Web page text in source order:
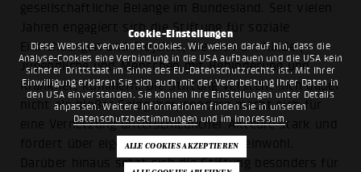
Cookie-Einstellungen
Diese Website verwendet Cookies. Wir weisen darauf hin, dass die
Analyse-Cookies eine Verbindung in die USA aufbauen und die USA kein
sicherer Drittstaat im Sinne des EU-Datenschutzrechts ist. Mit Ihrer
Einwilligung erklären Sie sich auch mit der Verarbeitung Ihrer Daten in
den USA einverstanden. Sie können Ihre Einstellungen unter Details
anpassen. Weitere Informationen finden Sie in unseren
Datenschutzbestimmungen und im Impressum .
gesellschaftliche Belange im Bundesland. Seit vielen
Jahren engagiert sich die Stiftung für soziale
Einrichtungen und Projekte, die sich um Kinder,
Jugendliche und Menschen mit Behinderung und
Krankheit kümmern. Die Stiftung versteht sich dabei
nicht als bloßer Geldgeber, sondern macht sich für
eine Vernetzung unterschiedlicher Akteure stark und
fördert über eigene Projekte das Gemeinwohl.
Darüber hinaus setzt sich die Stiftung besonders für